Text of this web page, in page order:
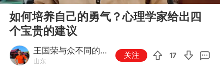
如何培养自己的勇气？心理学家给出四
个宝贵的建议
王国荣与众不同的心
理学
山东
关注 17